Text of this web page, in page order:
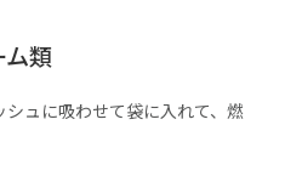
類
ュに吸わせて袋に入れて、燃